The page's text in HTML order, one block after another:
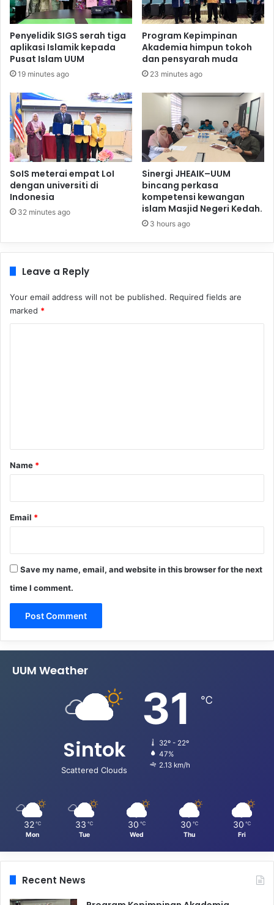
Penyelidik SIGS serah tiga
aplikasi Islamik kepada
Pusat Islam UUM
19 minutes ago
Program Kepimpinan
Akademia himpun tokoh
dan pensyarah muda
23 minutes ago
SoIS meterai empat LoI
dengan universiti di
Indonesia
32 minutes ago
Sinergi JHEAIK–UUM
bincang perkasa
kompetensi kewangan
islam Masjid Negeri Kedah.
3 hours ago
Leave a Reply
Your email address will not be published. Required fields are
marked *
*
Name *
Email *
Save my name, email, and website in this browser for the next
time I comment.
UUM Weather
Sintok
Scattered Clouds
31 ℃
32º - 22º
47%
2.13 km/h
32 ℃
Mon
33 ℃
Tue
30 ℃
Wed
30 ℃
Thu
30 ℃
Fri
Recent News